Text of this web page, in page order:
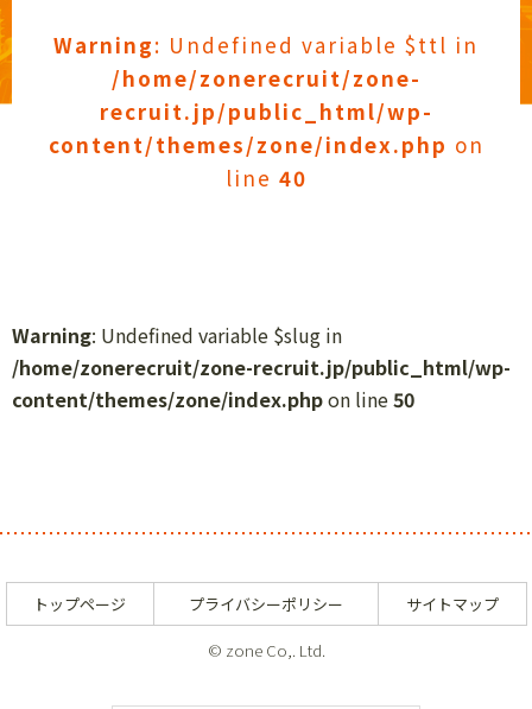
Warning: Undefined variable $ttl in
/home/zonerecruit/zone-
recruit.jp/public_html/wp-
content/themes/zone/index.php on
line 40
Warning: Undefined variable $slug in
/home/zonerecruit/zone-recruit.jp/public_html/wp-
content/themes/zone/index.phpon line50
トップページ プライバシーポリシー サイトマップ
© zone Co,. Ltd.